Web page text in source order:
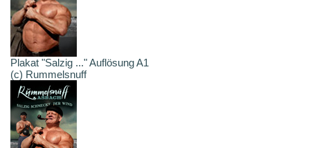
Plakat "Salzig ..." Auflösung A1
(c) Rummelsnuff